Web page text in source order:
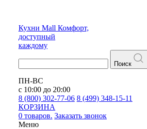
Кухни Mall Комфорт,
доступный
каждому
Поиск
ПН-ВС
с 10:00 до 20:00
8 (800) 302-77-06 8 (499) 348-15-11
КОРЗИНА
0 товаров. Заказать звонок
Меню